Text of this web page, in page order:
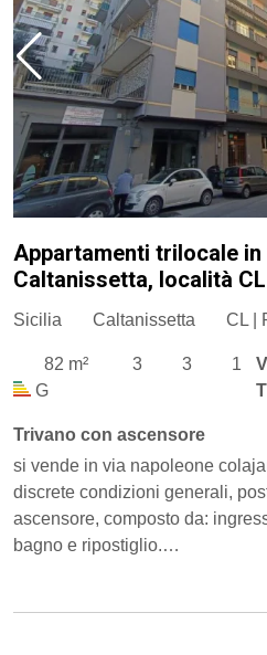
Appartamenti trilocale in
Caltanissetta, località CL
Sicilia Caltanissetta CL |
82 m² 3 3
1
G
Trivano con ascensore
si vende in via napoleone
discrete condizioni generali,
ascensore, composto da:
bagno e ripostiglio.…